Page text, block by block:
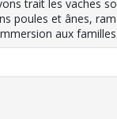
trait les vaches
poules et ânes,
aux